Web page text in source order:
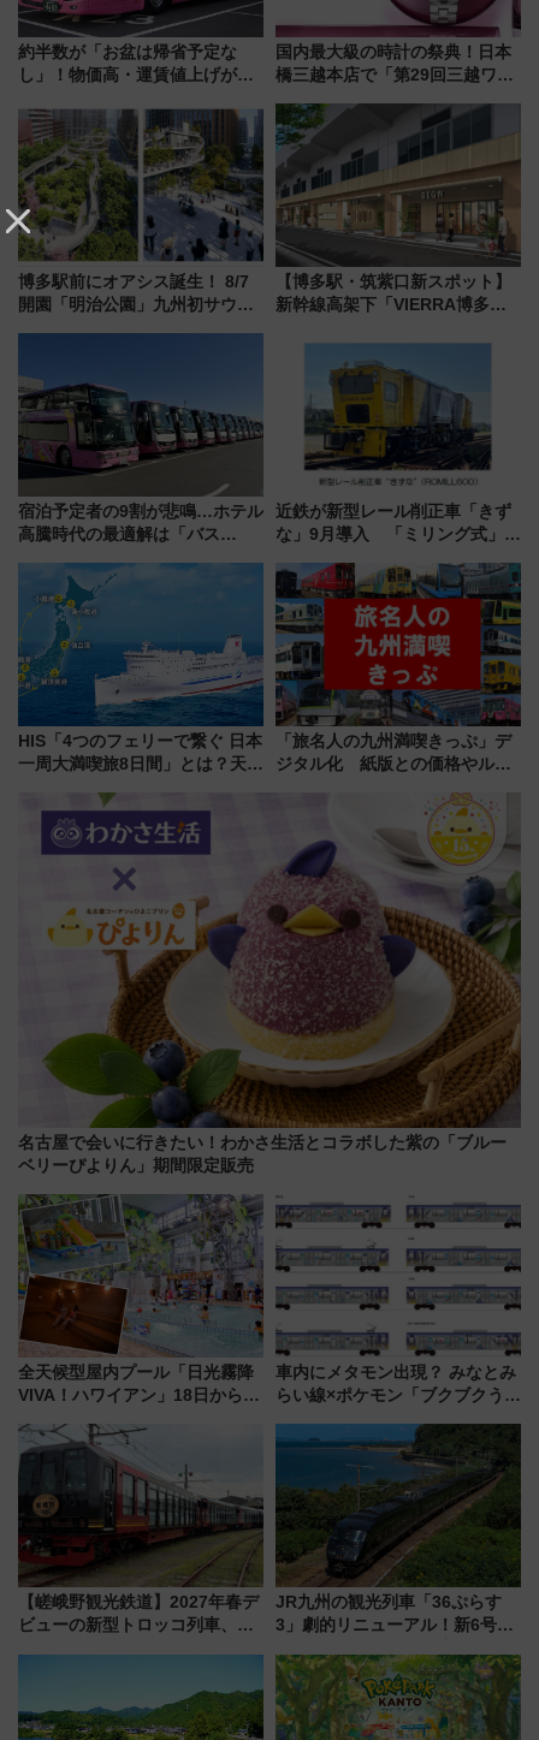
約半数が「お盆は帰省予定な
し」！物価高・運賃値上げが財
りたいけど……【WILLER お盆
帰省動向調査】
国内最大級の時計の祭典！日本
橋三越本店で「第29回三越ワー
【2026年8月5日～25日】
博多駅前にオアシス誕生！ 8/7
開園「明治公園」九州初サウナ
はどう変わる？
【博多駅・筑紫口新スポット】
新幹線高架下「VIERRA博多テ
通り」も一新
宿泊予定者の9割が悲鳴…ホテル
高騰時代の最適解は「バス
した、推し活遠征や観光時のリ
アルな懐事情
近鉄が新型レール削正車「きず
な」9月導入 「ミリング式」採
化！安全性や乗り心地の向上に
貢献するだけでなく、全線区で
活躍するための仕組みも
HIS「4つのフェリーで繋ぐ 日本
一周大満喫旅8日間」とは？天橋
の絶景＆限定グルメを網羅！煩
雑な手続きも不要でお手軽に楽
しめるプランが登場
「旅名人の九州満喫きっぷ」デ
ジタル化 紙版との価格やルー
名古屋で会いに行きたい！わかさ生活とコラボした紫の「ブルー
ベリーぴよりん」期間限定販売
全天候型屋内プール「日光霧降
VIVA！ハワイアン」18日から営
ァミリーから大人まで幅広い世
代が一日中楽しる夏のリゾート
を楽しんで
車内にメタモン出現？ みなとみ
らい線×ポケモン「ブクブクうみ
行開始に！ この夏は直通列車で
【嵯峨野観光鉄道】2027年春デ
ビューの新型トロッコ列車、い
JR九州の観光列車「36ぷらす
3」劇的リニューアル！新6号車
別 “プレミアムランチ”導入･ル
ートや価格など解説